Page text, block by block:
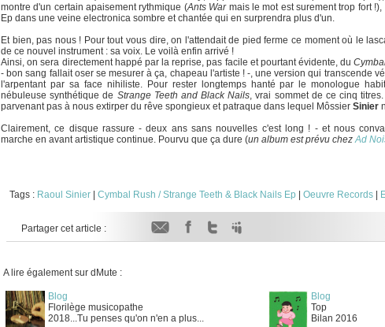
montre d'un certain apaisement rythmique (Ants Warmais le mot est surement trop fort !),
Ep dans une veine electronica sombre et chantée qui en surprendra plus d'un.
Et bien, pas nous ! Pour tout vous dire, on l'attendait de pied ferme ce moment où le
de ce nouvel instrument : sa voix. Le voilà enfin arrivé !
Ainsi, on sera directement happé par la reprise, pas facile et pourtant évidente, du
- bon sang fallait oser se mesurer à ça, chapeau l'artiste ! -, une version qui transcende
l'arpentant par sa face nihiliste. Pour rester longtemps hanté par le monologue
nébuleuse synthétique de Strange Teeth and Black Nails, vrai sommet de ce cinq
parvenant pas à nous extirper du rêve spongieux et patraque dans lequel Môssier Sinier
Clairement, ce disque rassure - deux ans sans nouvelles c'est long ! - et nous
marche en avant artistique continue. Pourvu que ça dure (un album est prévu chezAd
Tags : Raoul Sinier Cymbal Rush / Strange Teeth & Black Nails Ep Oeuvre Records
Partager cet article :
A lire également sur dMute :
Blog
Florilège musicopathe
2018...Tu penses qu'on n'en a plus...
Blog
Top
Bilan 2016